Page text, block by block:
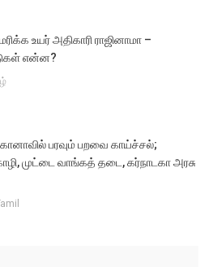
உயர் அதிகாரி ராஜினாமா –
என்ன?
பரவும் பறவை காய்ச்சல்;
முட்டை வாங்கத் தடை, கர்நாடகா அரசு